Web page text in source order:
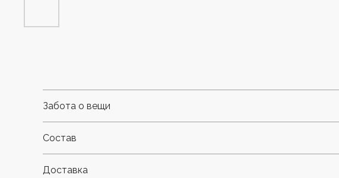
Забота о вещи
Состав
Доставка